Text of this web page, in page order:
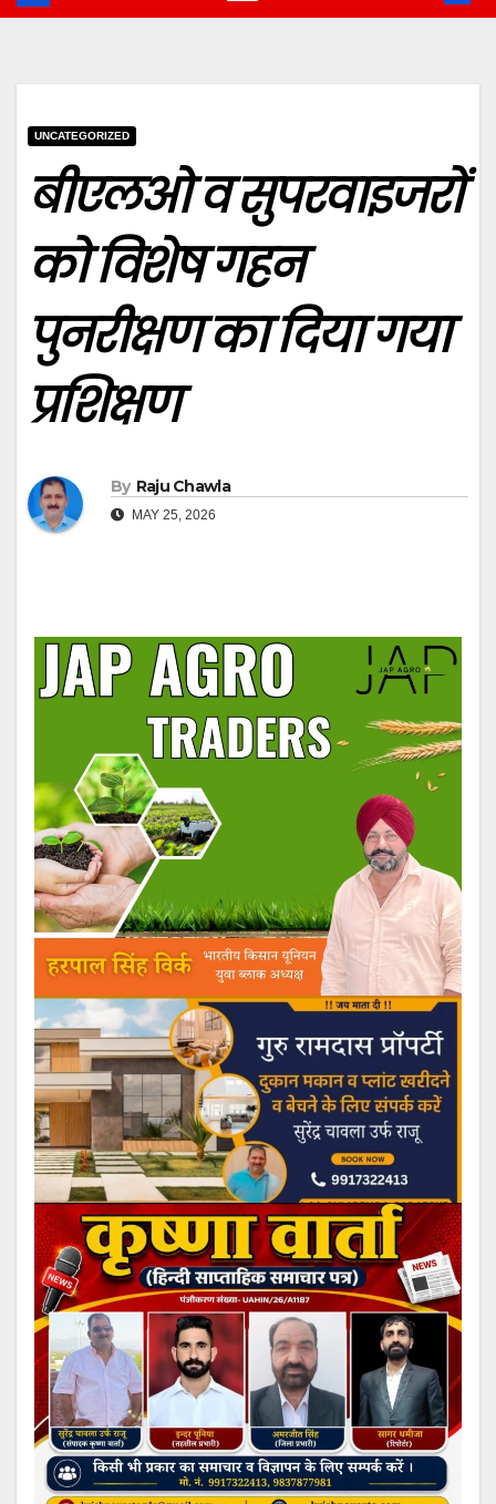
UNCATEGORIZED
बीएलओ व सुपरवाइजरों
को विशेष गहन
पुनरीक्षण का दिया गया
प्रशिक्षण
By Raju Chawla
MAY 25, 2026